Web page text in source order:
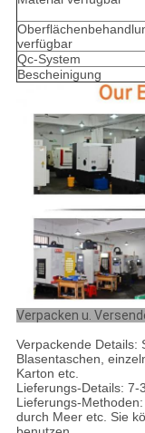
verfügbar
Qc-System
Bescheinigung
Verpacken u.
Verpackende Details:
Blasentaschen,
Karton etc.
Lieferungs-Details: 7-
Lieferungs-
durch Meer etc. Sie